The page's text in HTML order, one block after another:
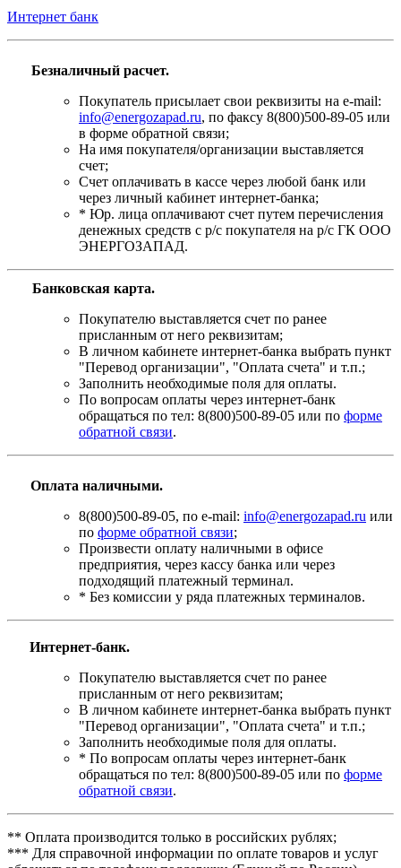
Интернет банк
Безналичный расчет.
Покупатель присылает свои реквизиты на e-mail:
info@energozapad.ru, по факсу 8(800)500-89-05 или
в форме обратной связи;
На имя покупателя/организации выставляется
счет;
Счет оплачивать в кассе через любой банк или
через личный кабинет интернет-банка;
* Юр. лица оплачивают счет путем перечисления
денежных средств с р/с покупателя на р/с ГК ООО
ЭНЕРГОЗАПАД.
Банковская карта.
Покупателю выставляется счет по ранее
присланным от него реквизитам;
В личном кабинете интернет-банка выбрать пункт
"Перевод организации", "Оплата счета" и т.п.;
Заполнить необходимые поля для оплаты.
По вопросам оплаты через интернет-банк
обращаться по тел: 8(800)500-89-05 или по форме
обратной связи.
Оплата наличными.
8(800)500-89-05, по e-mail: info@energozapad.ru или
по форме обратной связи;
Произвести оплату наличными в офисе
предприятия, через кассу банка или через
подходящий платежный терминал.
* Без комиссии у ряда платежных терминалов.
Интернет-банк.
Покупателю выставляется счет по ранее
присланным от него реквизитам;
В личном кабинете интернет-банка выбрать пункт
"Перевод организации", "Оплата счета" и т.п.;
Заполнить необходимые поля для оплаты.
* По вопросам оплаты через интернет-банк
обращаться по тел: 8(800)500-89-05 или по форме
обратной связи.
** Оплата производится только в российских рублях;
*** Для справочной информации по оплате товаров и услуг